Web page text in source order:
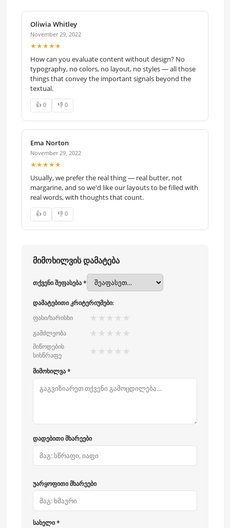
Oliwia Whitley
November 29, 2022
★★★★★
How can you evaluate content without design? No
typography, no colors, no layout, no styles — all those
things that convey the important signals beyond the
textual.
👍 0 👎 0
Ema Norton
November 29, 2022
★★★★★
Usually, we prefer the real thing — real butter, not
margarine, and so we'd like our layouts to be filled with
real words, with thoughts that count.
👍 0 👎 0
მიმოხილვის დამატება
თქვენი შეფასება *
დამატებითი კრიტერიუმები:
ფასი/ხარისხი
★ ★ ★ ★ ★
გამძლეობა ★ ★ ★ ★ ★
მიწოდების
სისწრაფე
★ ★ ★ ★ ★
მიმოხილვა *
დადებითი მხარეები
უარყოფითი მხარეები
სახელი *